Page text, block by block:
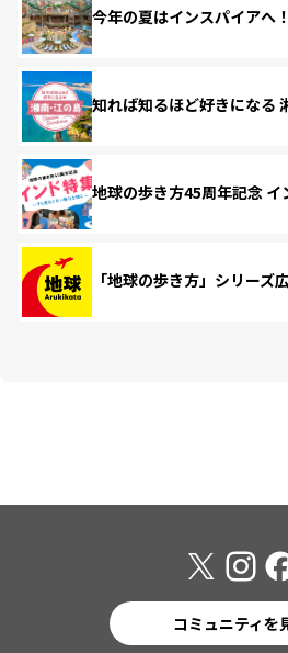
今年の夏はインスパイアへ！
知れば知るほど好きになる
地球の歩き方45周年記念 イ
「地球の歩き方」シリーズ
コミュニティを